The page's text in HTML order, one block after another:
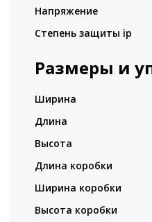
Напряжение
Степень защиты ip
Размеры и
Ширина
Длина
Высота
Длина коробки
Ширина коробки
Высота коробки